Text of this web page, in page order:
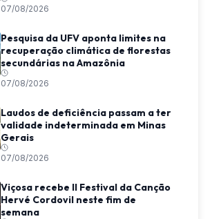
07/08/2026
Pesquisa da UFV aponta limites na
recuperação climática de florestas
secundárias na Amazônia
07/08/2026
Laudos de deficiência passam a ter
validade indeterminada em Minas
Gerais
07/08/2026
Viçosa recebe II Festival da Canção
Hervé Cordovil neste fim de
semana